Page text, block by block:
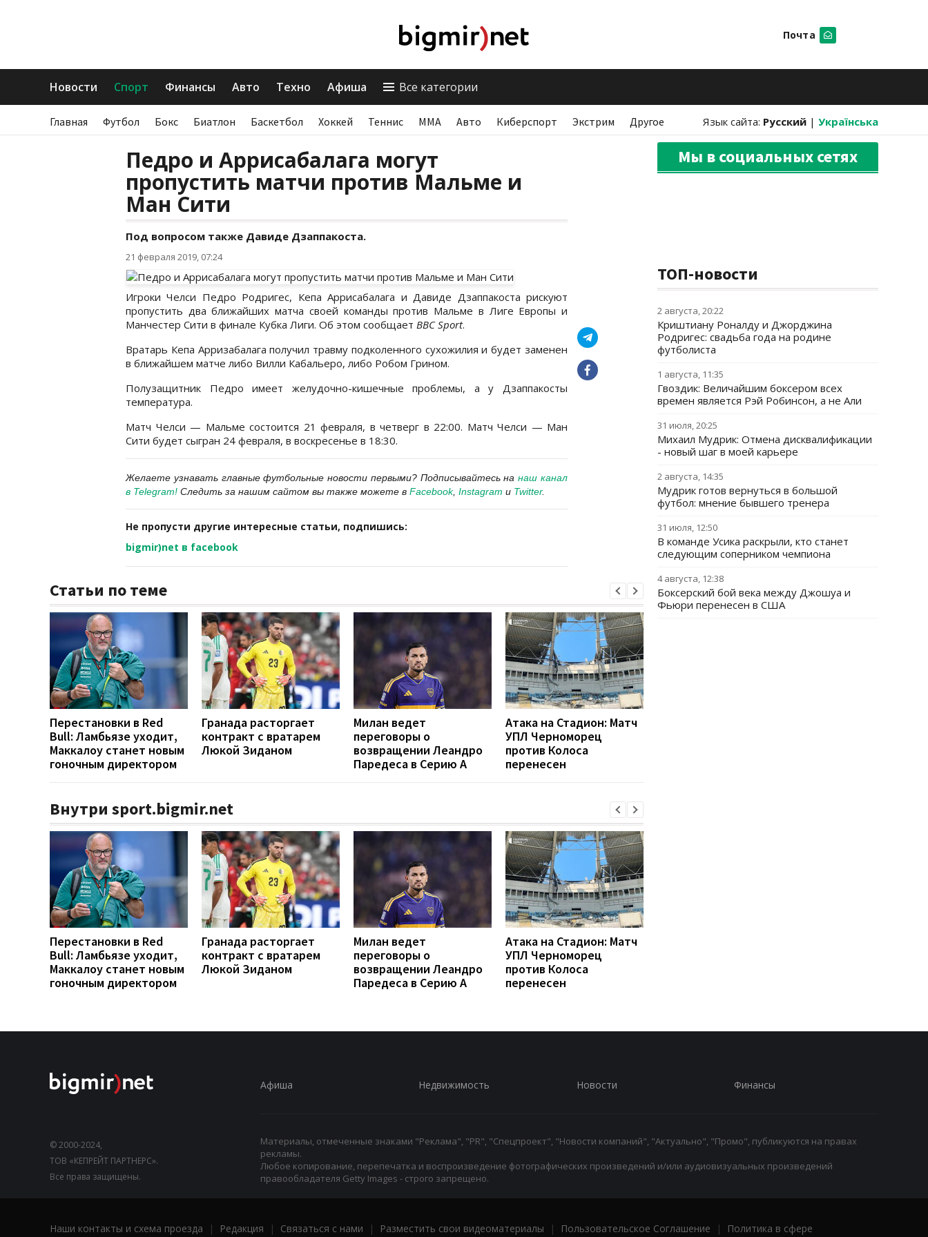
Почта
Новости Спорт Финансы Авто Техно Афиша Все категории
Главная Футбол Бокс Биатлон Баскетбол Хоккей Теннис ММА Авто Киберспорт Экстрим Другое Язык сайта: Русский | Українська
Педро и Аррисабалага могут
пропустить матчи против Мальме и
Ман Сити
Под вопросом также Давиде Дзаппакоста.
21 февраля 2019, 07:24
Игроки Челси Педро Родригес, Кепа Аррисабалага и Давиде Дзаппакоста рискуют
пропустить два ближайших матча своей команды против Мальме в Лиге Европы и
Манчестер Сити в финале Кубка Лиги. Об этом сообщает BBC Sport.
Вратарь Кепа Арризабалага получил травму подколенного сухожилия и будет заменен
в ближайшем матче либо Вилли Кабальеро, либо Робом Грином.
Полузащитник Педро имеет желудочно-кишечные проблемы, а у Дзаппакосты
температура.
Матч Челси — Мальме состоится 21 февраля, в четверг в 22:00. Матч Челси — Ман
Сити будет сыгран 24 февраля, в воскресенье в 18:30.
Желаете узнавать главные футбольные новости первыми? Подписывайтесь нанаш канал
в Telegram! Следить за нашим сайтом вы также можете в Facebook, Instagram и Twitter.
Не пропусти другие интересные статьи, подпишись:
bigmir)net в facebook
Статьи по теме
Перестановки в Red
Bull: Ламбьязе уходит,
Маккалоу станет новым
гоночным директором
Гранада расторгает
контракт с вратарем
Люкой Зиданом
Милан ведет
переговоры о
возвращении Леандро
Паредеса в Серию А
Атака на Стадион: Матч
УПЛ Черноморец
против Колоса
перенесен
Внутри sport.bigmir.net
Перестановки в Red
Bull: Ламбьязе уходит,
Маккалоу станет новым
гоночным директором
Гранада расторгает
контракт с вратарем
Люкой Зиданом
Милан ведет
переговоры о
возвращении Леандро
Паредеса в Серию А
Атака на Стадион: Матч
УПЛ Черноморец
против Колоса
перенесен
Мы в социальных сетях
ТОП-новости
2 августа, 20:22
Криштиану Роналду и Джорджина
Родригес: свадьба года на родине
футболиста
1 августа, 11:35
Гвоздик: Величайшим боксером всех
времен является Рэй Робинсон, а не Али
31 июля, 20:25
Михаил Мудрик: Отмена дисквалификации
- новый шаг в моей карьере
2 августа, 14:35
Мудрик готов вернуться в большой
футбол: мнение бывшего тренера
31 июля, 12:50
В команде Усика раскрыли, кто станет
следующим соперником чемпиона
4 августа, 12:38
Боксерский бой века между Джошуа и
Фьюри перенесен в США
© 2000-2024,
ТОВ «КЕПРЕЙТ ПАРТНЕРС».
Все права защищены.
Афиша Недвижимость Новости Финансы
Материалы, отмеченные знаками "Реклама", "PR", "Спецпроект", "Новости компаний", "Актуально", "Промо", публикуются на правах
рекламы.
Любое копирование, перепечатка и воспроизведение фотографических произведений и/или аудиовизуальных произведений
правообладателя Getty Images - строго запрещено.
Наши контакты и схема проезда | Редакция | Связаться с нами | Разместить свои видеоматериалы | Пользовательское Соглашение |
Политика в сфере